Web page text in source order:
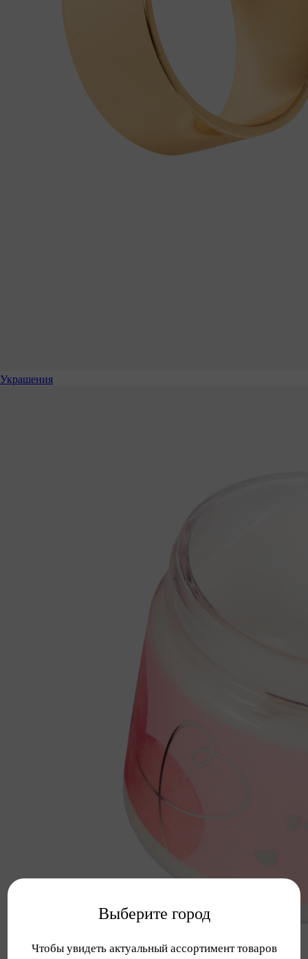
Украшения
Выберите город
Чтобы увидеть актуальный ассортимент товаров